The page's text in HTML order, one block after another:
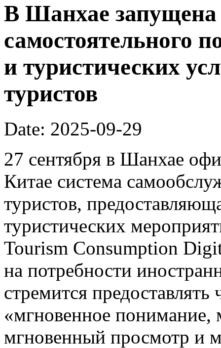
В Шанхае запущена
самостоятельного
и туристических
туристов
Date: 2025-09-29
27 сентября в Шанхае
Китае система
туристов,
туристических
Tourism Consumption
на потребности
стремится
«мгновенное
мгновенный просмотр и